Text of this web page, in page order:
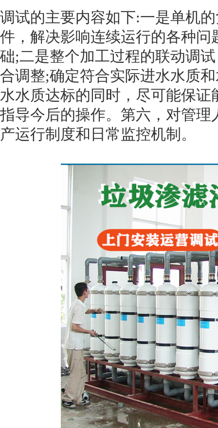
调试的主要内容如下:一是单机
件，解决影响连续运行的各种
础;二是整个加工过程的联动调
合调整;确定符合实际进水水质
水水质达标的同时，尽可能保
指导今后的操作。第六，对管
产运行制度和日常监控机制。